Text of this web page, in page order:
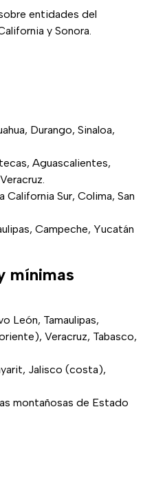
entidades del
y Sonora.
Durango, Sinaloa,
Aguascalientes,
Sur, Colima, San
Campeche, Yucatán
mínimas
León, Tamaulipas,
Veracruz, Tabasco,
Jalisco (costa),
montañosas de Estado